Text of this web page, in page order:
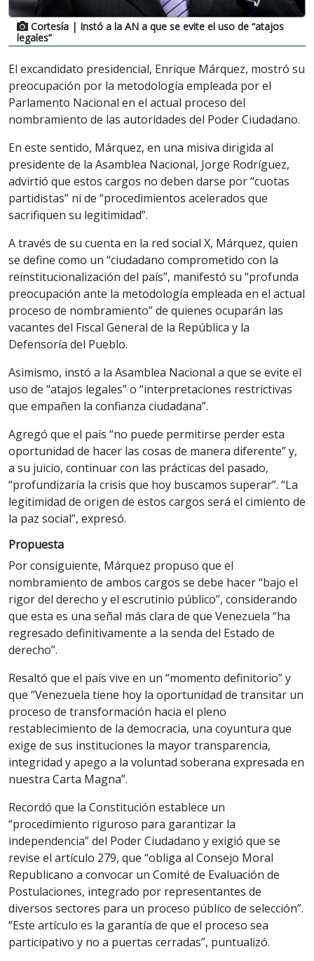
Cortesía | Instó a la AN a que se evite el uso de “atajos
legales”
El excandidato presidencial, Enrique Márquez, mostró su
preocupación por la metodología empleada por el
Parlamento Nacional en el actual proceso del
nombramiento de las autoridades del Poder Ciudadano.
En este sentido, Márquez, en una misiva dirigida al
presidente de la Asamblea Nacional, Jorge Rodríguez,
advirtió que estos cargos no deben darse por “cuotas
partidistas” ni de “procedimientos acelerados que
sacrifiquen su legitimidad”.
A través de su cuenta en la red social X, Márquez, quien
se define como un “ciudadano comprometido con la
reinstitucionalización del país”, manifestó su “profunda
preocupación ante la metodología empleada en el actual
proceso de nombramiento” de quienes ocuparán las
vacantes del Fiscal General de la República y la
Defensoría del Pueblo.
Asimismo, instó a la Asamblea Nacional a que se evite el
uso de “atajos legales” o “interpretaciones restrictivas
que empañen la confianza ciudadana”.
Agregó que el país “no puede permitirse perder esta
oportunidad de hacer las cosas de manera diferente” y,
a su juicio, continuar con las prácticas del pasado,
“profundizaría la crisis que hoy buscamos superar”. “La
legitimidad de origen de estos cargos será el cimiento de
la paz social”, expresó.
Propuesta
Por consiguiente, Márquez propuso que el
nombramiento de ambos cargos se debe hacer “bajo el
rigor del derecho y el escrutinio público”, considerando
que esta es una señal más clara de que Venezuela “ha
regresado definitivamente a la senda del Estado de
derecho”.
Resaltó que el país vive en un “momento definitorio” y
que “Venezuela tiene hoy la oportunidad de transitar un
proceso de transformación hacia el pleno
restablecimiento de la democracia, una coyuntura que
exige de sus instituciones la mayor transparencia,
integridad y apego a la voluntad soberana expresada en
nuestra Carta Magna”.
Recordó que la Constitución establece un
“procedimiento riguroso para garantizar la
independencia” del Poder Ciudadano y exigió que se
revise el artículo 279, que “obliga al Consejo Moral
Republicano a convocar un Comité de Evaluación de
Postulaciones, integrado por representantes de
diversos sectores para un proceso público de selección”.
“Este artículo es la garantía de que el proceso sea
participativo y no a puertas cerradas”, puntualizó.